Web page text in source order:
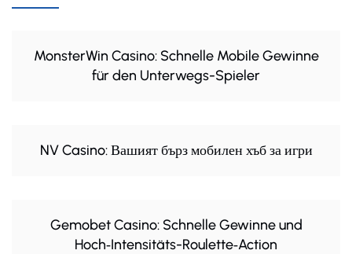
MonsterWin Casino: Schnelle Mobile Gewinne
für den Unterwegs-Spieler
NV Casino: Вашият бърз мобилен хъб за игри
Gemobet Casino: Schnelle Gewinne und
Hoch‑Intensitäts-Roulette‑Action